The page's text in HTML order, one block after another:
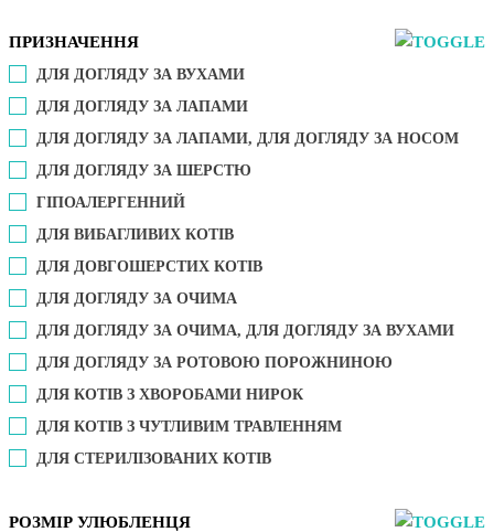
ПРИЗНАЧЕННЯ
ДЛЯ ДОГЛЯДУ ЗА ВУХАМИ
ДЛЯ ДОГЛЯДУ ЗА ЛАПАМИ
ДЛЯ ДОГЛЯДУ ЗА ЛАПАМИ, ДЛЯ ДОГЛЯДУ ЗА НОСОМ
ДЛЯ ДОГЛЯДУ ЗА ШЕРСТЮ
ГІПОАЛЕРГЕННИЙ
ДЛЯ ВИБАГЛИВИХ КОТІВ
ДЛЯ ДОВГОШЕРСТИХ КОТІВ
ДЛЯ ДОГЛЯДУ ЗА ОЧИМА
ДЛЯ ДОГЛЯДУ ЗА ОЧИМА, ДЛЯ ДОГЛЯДУ ЗА ВУХАМИ
ДЛЯ ДОГЛЯДУ ЗА РОТОВОЮ ПОРОЖНИНОЮ
ДЛЯ КОТІВ З ХВОРОБАМИ НИРОК
ДЛЯ КОТІВ З ЧУТЛИВИМ ТРАВЛЕННЯМ
ДЛЯ СТЕРИЛІЗОВАНИХ КОТІВ
РОЗМІР УЛЮБЛЕНЦЯ